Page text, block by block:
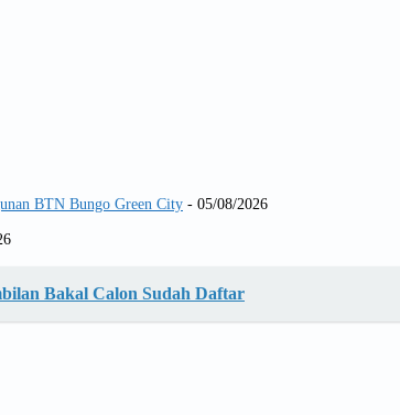
BTN Bungo Green City - 05/08/2026
Bakal Calon Sudah Daftar